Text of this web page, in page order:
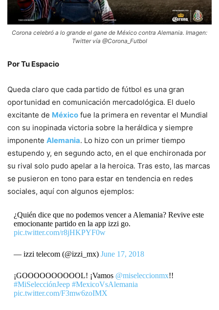
Corona celebró a lo grande el gane de México contra Alemania. Imagen:
Twitter vía @Corona_Futbol
Por Tu Espacio
Queda claro que cada partido de fútbol es una gran
oportunidad en comunicación mercadológica. El duelo
excitante de México fue la primera en reventar el Mundial
con su inopinada victoria sobre la heráldica y siempre
imponente Alemania. Lo hizo con un primer tiempo
estupendo y, en segundo acto, en el que enchironada por
su rival solo pudo apelar a la heroica. Tras esto, las marcas
se pusieron en tono para estar en tendencia en redes
sociales, aquí con algunos ejemplos:
¿Quién dice que no podemos vencer a Alemania? Revive este
emocionante partido en la app izzi go.
pic.twitter.com/r8jHKPYF0w
— izzi telecom (@izzi_mx) June 17, 2018
¡GOOOOOOOOOOL! ¡Vamos @miseleccionmx!!
#MiSelecciónJeep #MexicoVsAlemania
pic.twitter.com/F3mw6zoIMX